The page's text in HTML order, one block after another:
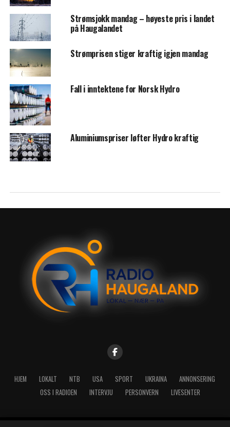
Strømsjokk mandag – høyeste pris i landet
på Haugalandet
Strømprisen stiger kraftig igjen mandag
Fall i inntektene for Norsk Hydro
Aluminiumspriser løfter Hydro kraftig
HJEM LOKALT NTB USA SPORT UKRAINA
ANNONSERING
OSS I RADIOEN
INTERVJU PERSONVERN LIVESENTER